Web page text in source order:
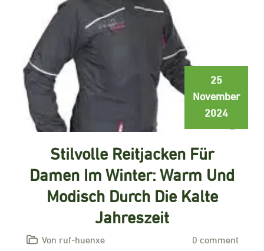
25
November
2024
Stilvolle Reitjacken Für
Damen Im Winter: Warm Und
Modisch Durch Die Kalte
Jahreszeit
Von ruf-huenxe
0 comment